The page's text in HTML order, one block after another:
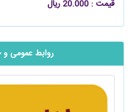
قیمت : 20.000 ریال
روابط عمومی